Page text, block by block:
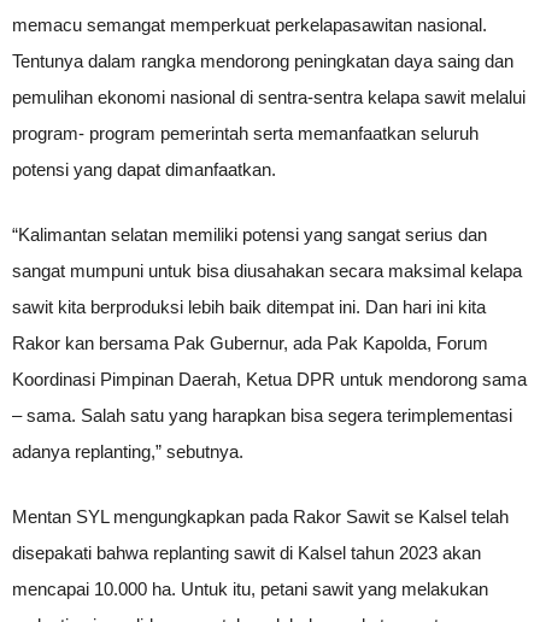
memacu semangat memperkuat perkelapasawitan nasional.
Tentunya dalam rangka mendorong peningkatan daya saing dan
pemulihan ekonomi nasional di sentra-sentra kelapa sawit melalui
program- program pemerintah serta memanfaatkan seluruh
potensi yang dapat dimanfaatkan.
“Kalimantan selatan memiliki potensi yang sangat serius dan
sangat mumpuni untuk bisa diusahakan secara maksimal kelapa
sawit kita berproduksi lebih baik ditempat ini. Dan hari ini kita
Rakor kan bersama Pak Gubernur, ada Pak Kapolda, Forum
Koordinasi Pimpinan Daerah, Ketua DPR untuk mendorong sama
– sama. Salah satu yang harapkan bisa segera terimplementasi
adanya replanting,” sebutnya.
Mentan SYL mengungkapkan pada Rakor Sawit se Kalsel telah
disepakati bahwa replanting sawit di Kalsel tahun 2023 akan
mencapai 10.000 ha. Untuk itu, petani sawit yang melakukan